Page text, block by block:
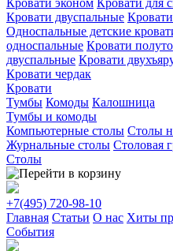
Кровати эконом Кровати для
Кровати двуспальные Кровати
Односпальные детские
односпальные Кровати
двуспальные Кровати
Кровати чердак
Кровати
Тумбы Комоды Калошница
Тумбы и комоды
Компьютерные столы Столы
Журнальные столы Столовая
Столы
+7(495) 720-98-10
Главная Статьи О нас Хиты
События